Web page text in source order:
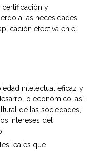
certificación y
a las necesidades
efectiva en el
intelectual eficaz y
económico, así
de las sociedades,
intereses del
leales que